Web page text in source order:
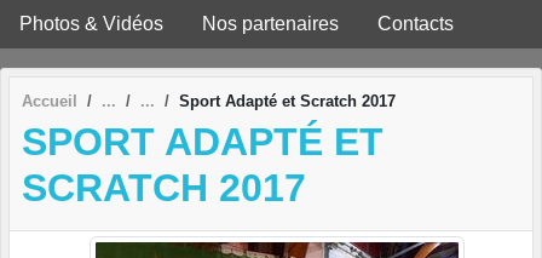
Photos & Vidéos Nos partenaires Contacts
Accueil Sport Adapté et Scratch 2017
SPORT ADAPTÉ ET
SCRATCH 2017